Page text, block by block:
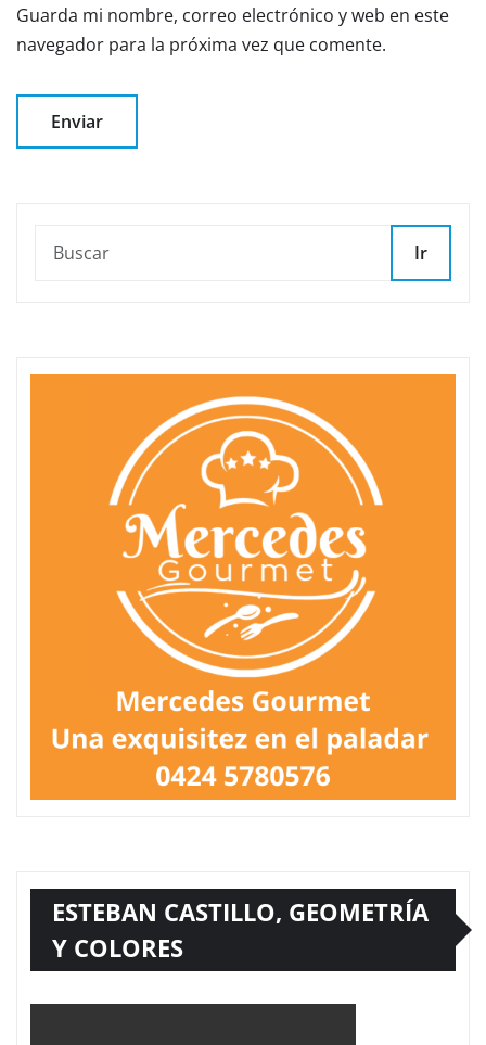
Guarda mi nombre, correo electrónico y web en este
navegador para la próxima vez que comente.
Ir
ESTEBAN CASTILLO, GEOMETRÍA
Y COLORES